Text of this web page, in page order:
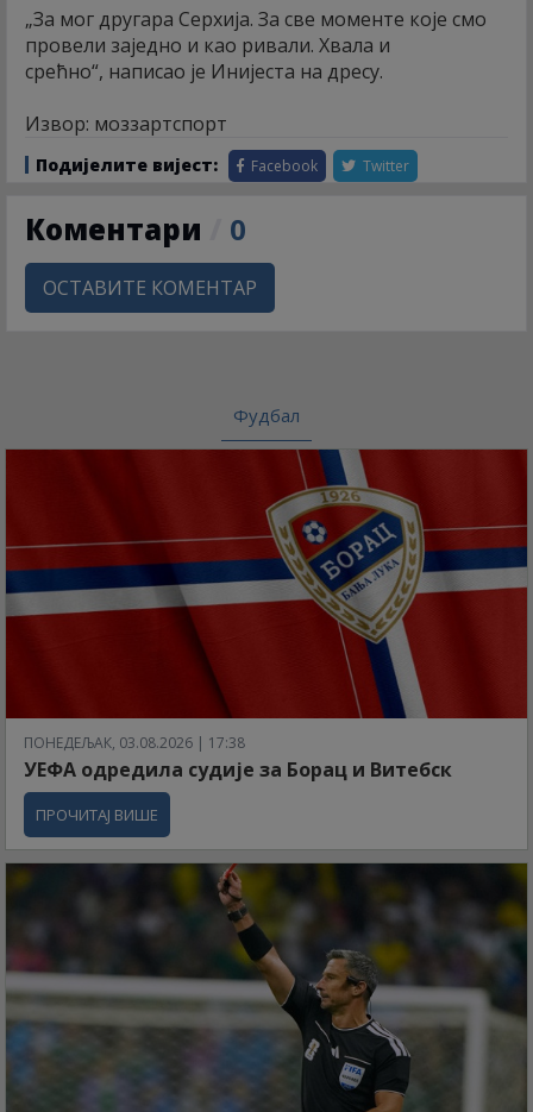
„За мог другара Серхија. За све моменте које смо
провели заједно и као ривали. Хвала и
срећно“, написао је Инијеста на дресу.
Извор: моззартспорт
Подијелите вијест: Facebook Twitter
Коментари 0
ОСТАВИТЕ КОМЕНТАР
Фудбал
ПОНЕДЕЉАК, 03.08.2026 | 17:38
УЕФА одредила судије за Борац и Витебск
ПРОЧИТАЈ ВИШЕ